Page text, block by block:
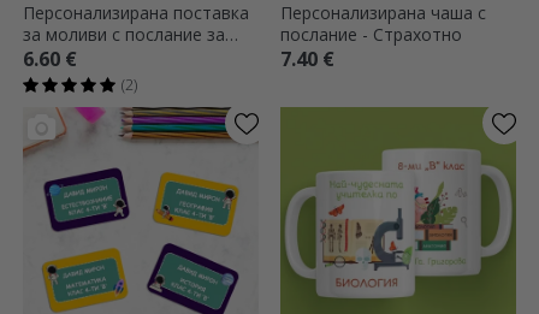
Персонализирана поставка
за моливи с послание за
учители
6.60 €
(2)
Персонализирана чаша с
послание - Страхотно
7.40 €